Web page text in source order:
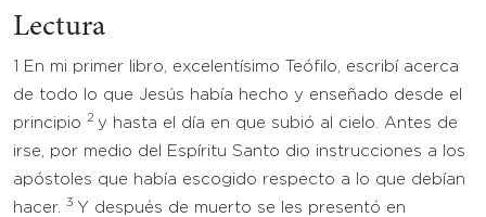
Lectura
1 En mi primer libro, excelentísimo Teófilo, escribí acerca
de todo lo que Jesús había hecho y enseñado desde el
principio 2 y hasta el día en que subió al cielo. Antes de
irse, por medio del Espíritu Santo dio instrucciones a los
apóstoles que había escogido respecto a lo que debían
hacer.
3 Y después de muerto se les presentó en